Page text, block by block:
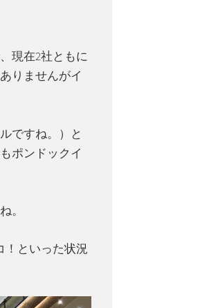
現在2社ともに
りませんがイ
ですね。）と
ポンドックイ
。
といった状況